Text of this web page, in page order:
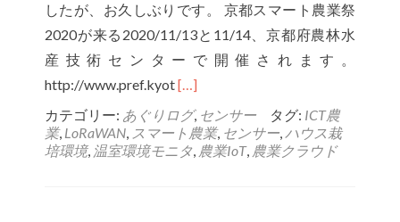
したが、お久しぶりです。 京都スマート農業祭
2020が来る2020/11/13と11/14、京都府農林水
産技術センターで開催されます。
http://www.pref.kyotRead
more
about
京
[…]
カテゴリー: あぐりログ, センサー タグ: ICT農
業, LoRaWAN, スマート農業, センサー, ハウス栽
培環境, 温室環境モニタ, 農業IoT, 農業クラウド